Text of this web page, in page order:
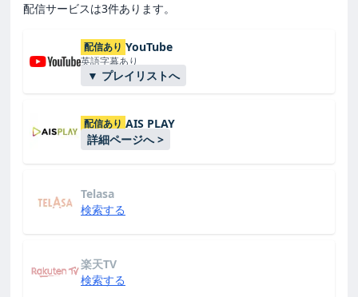
配信サービスは3件あります。
配信あり YouTube
英語字幕あり
▼ プレイリストへ
配信あり AIS PLAY
詳細ページへ >
Telasa
検索する
楽天TV
検索する